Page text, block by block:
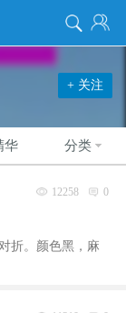
+ 关注
华 分类
12258 0
折。颜色黑，麻